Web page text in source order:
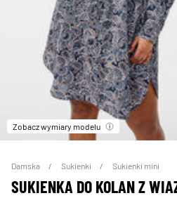
Zobacz wymiary modelu
Damska Sukienki Sukienki mini
SUKIENKA DO KOLAN Z